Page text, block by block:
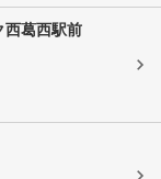
西葛西駅前